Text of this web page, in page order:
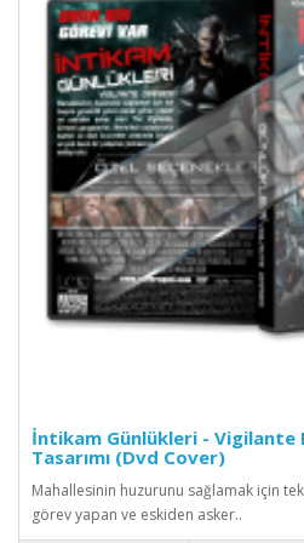
İntikam Günlükleri - Vigilante
Tasarımı (Dvd Cover)
Mahallesinin huzurunu sağlamak için
görev yapan ve eskiden asker..